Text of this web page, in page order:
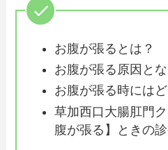
お腹が張るとは？
お腹が張る原因と
お腹が張る時には
草加西口大腸肛門
腹が張る】ときの